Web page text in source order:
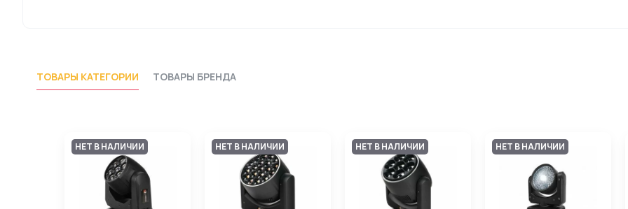
ТОВАРЫ КАТЕГОРИИ ТОВАРЫ БРЕНДА
НЕТ В НАЛИЧИИ НЕТ В НАЛИЧИИ НЕТ В НАЛИЧИИ НЕТ В НАЛИЧИИ